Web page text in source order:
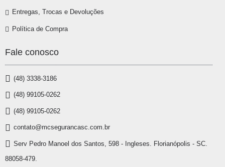
Entregas, Trocas e Devoluções
Política de Compra
Fale conosco
(48) 3338-3186
(48) 99105-0262
(48) 99105-0262
contato@mcsegurancasc.com.br
Serv Pedro Manoel dos Santos, 598 - Ingleses. Florianópolis - SC.
88058-479.